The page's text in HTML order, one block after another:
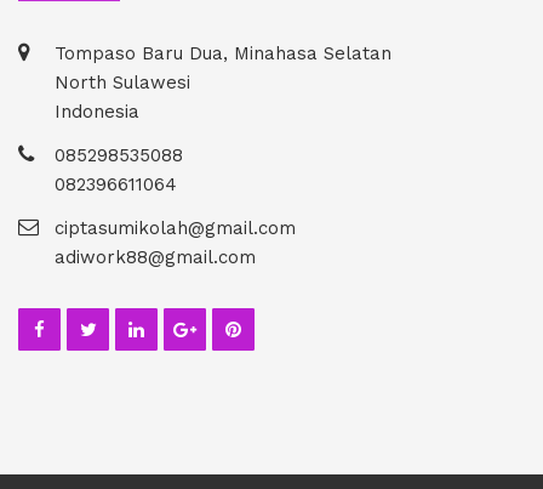
Tompaso Baru Dua, Minahasa Selatan
North Sulawesi
Indonesia
085298535088
082396611064
ciptasumikolah@gmail.com
adiwork88@gmail.com